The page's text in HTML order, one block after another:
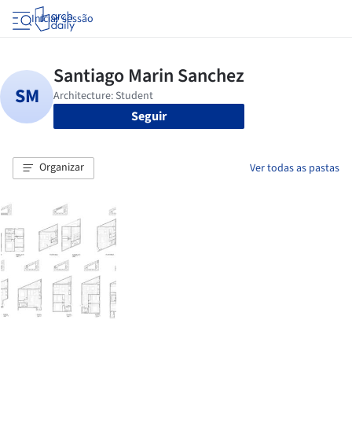
Iniciar sessão
Seguir
Organizar Ver todas as pastas